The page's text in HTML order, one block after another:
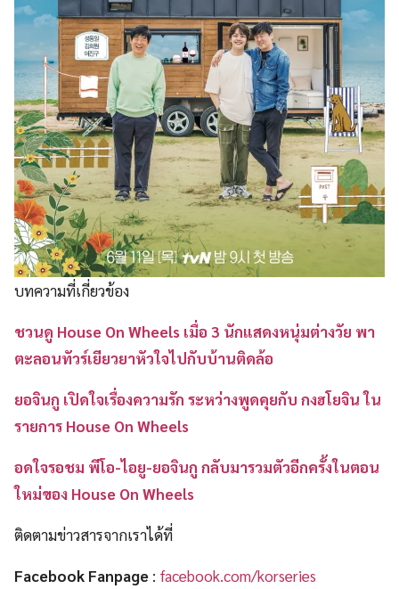
บทความที่เกี่ยวข้อง
ชวนดู House On Wheels เมื่อ 3 นักแสดงหนุ่มต่างวัย พา
ตะลอนทัวร์เยียวยาหัวใจไปกับบ้านติดล้อ
ยอจินกู เปิดใจเรื่องความรัก ระหว่างพูดคุยกับ กงฮโยจิน ใน
รายการ House On Wheels
อดใจรอชม พีโอ-ไอยู-ยอจินกู กลับมารวมตัวอีกครั้งในตอน
ใหม่ของ House On Wheels
ติดตามข่าวสารจากเราได้ที่
Facebook Fanpage : facebook.com/korseries